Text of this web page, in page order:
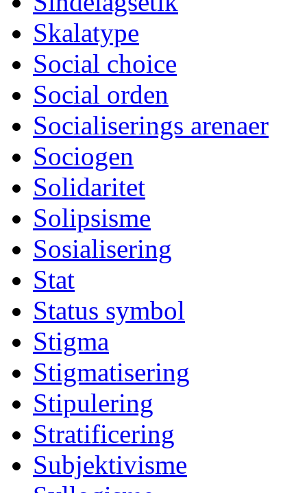
Skalatype
Social choice
Social orden
Socialiserings arenaer
Sociogen
Solidaritet
Solipsisme
Sosialisering
Stat
Status symbol
Stigma
Stigmatisering
Stipulering
Stratificering
Subjektivisme